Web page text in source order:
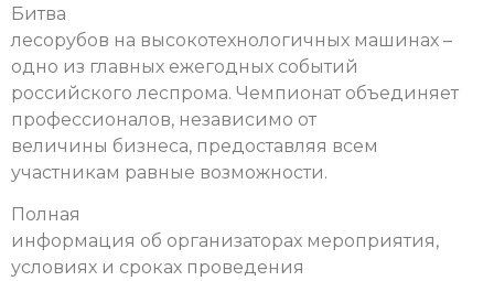
Битва
лесорубов на высокотехнологичных машинах –
одно из главных ежегодных событий
российского леспрома. Чемпионат объединяет
профессионалов, независимо от
величины бизнеса, предоставляя всем
участникам равные возможности.
Полная
информация об организаторах мероприятия,
условиях и сроках проведения